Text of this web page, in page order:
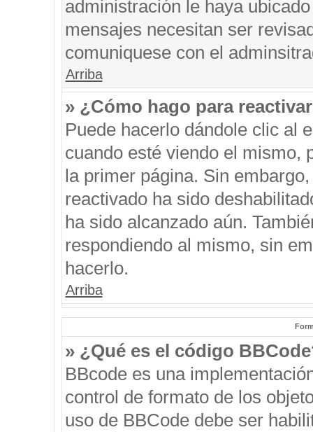
administración le haya
mensajes necesitan ser
comuniquese con el
Arriba
» ¿Cómo hago para
Puede hacerlo dándole clic al
cuando esté viendo el mismo,
la primer página. Sin
reactivado ha sido
ha sido alcanzado aún.
respondiendo al mismo, sin
hacerlo.
Arriba
» ¿Qué es el código
BBcode es una
control de formato de los
uso de BBCode debe ser